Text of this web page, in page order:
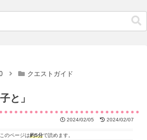
クエストガイド
と」
2024/02/05 2024/02/07
のページは約5分で読めます。